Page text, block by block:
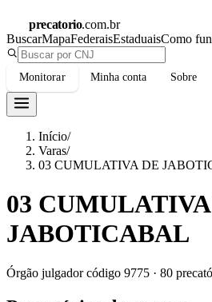
precatorio.com.br
BuscarMapaFederaisEstaduaisComo
Monitorar Minha conta Sobre
Início/
Varas/
03 CUMULATIVA DE
03
JABOTICABAL
Órgão julgador código 9775 · 80